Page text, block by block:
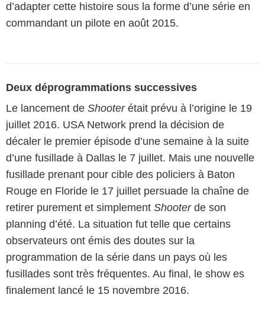
d’adapter cette histoire sous la forme d’une série en
commandant un pilote en août 2015.
Deux déprogrammations successives
Le lancement de Shooterétait prévu à l’origine le 19
juillet 2016. USA Network prend la décision de
décaler le premier épisode d’une semaine à la suite
d’une fusillade à Dallas le 7 juillet. Mais une nouvelle
fusillade prenant pour cible des policiers à Baton
Rouge en Floride le 17 juillet persuade la chaîne de
retirer purement et simplement Shooterde son
planning d’été. La situation fut telle que certains
observateurs ont émis des doutes sur la
programmation de la série dans un pays où les
fusillades sont très fréquentes. Au final, le show es
finalement lancé le 15 novembre 2016.